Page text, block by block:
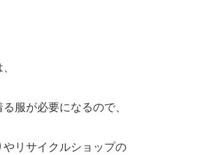
服が必要になるので、
やリサイクルショップの